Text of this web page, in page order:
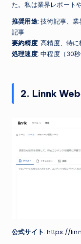
た。私は業界レポート
推奨用途: 技術記事、
記事
要約精度: 高精度、特
処理速度: 中程度（30秒
2. Linnk
公式サイト:https://